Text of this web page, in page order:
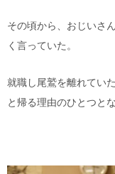
その頃から、おじいさ
く言っていた。
就職し尾鷲を離れてい
と帰る理由のひとつと